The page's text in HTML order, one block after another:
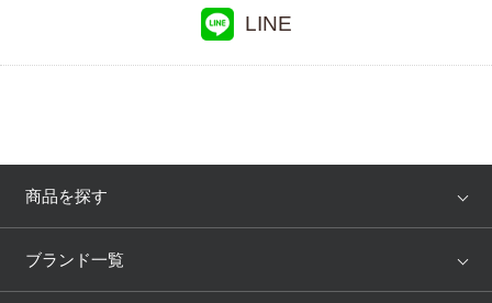
LINE
商品を探す
アイテム
ブランド一覧